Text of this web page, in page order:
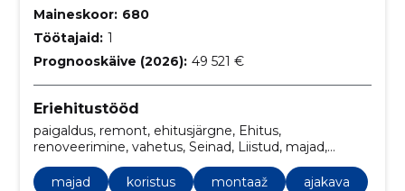
Maineskoor: 680
Töötajaid: 1
Prognooskäive (2026): 49 521 €
Eriehitustööd
paigaldus, remont, ehitusjärgne, Ehitus,
renoveerimine, vahetus, Seinad, Liistud, majad,
äripinnad
majad
koristus montaaž
ajakava